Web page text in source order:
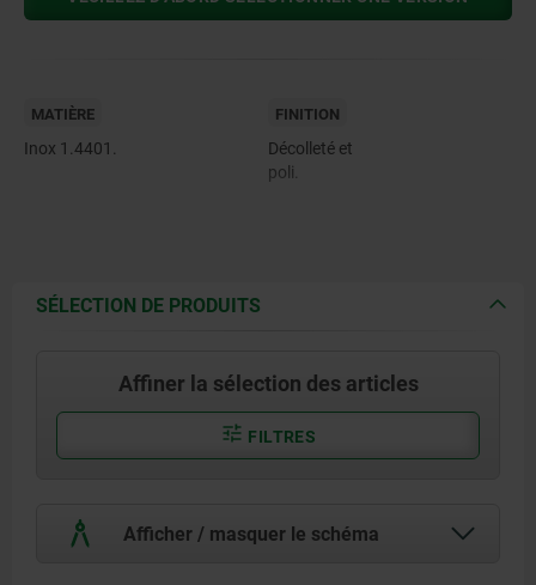
MATIÈRE
Inox 1.4401.
FINITION
Décolleté et
poli.
SÉLECTION DE PRODUITS
Affiner la sélection des articles
FILTRES
Afficher / masquer le schéma